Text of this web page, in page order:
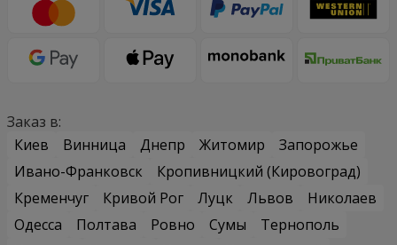
Заказ в:
Киев
Винница Днепр Житомир
Запорожье
Ивано-Франковск
Кропивницкий (Кировоград)
Кременчуг
Кривой Рог Луцк Львов
Николаев
Одесса
Полтава Ровно Сумы
Тернополь